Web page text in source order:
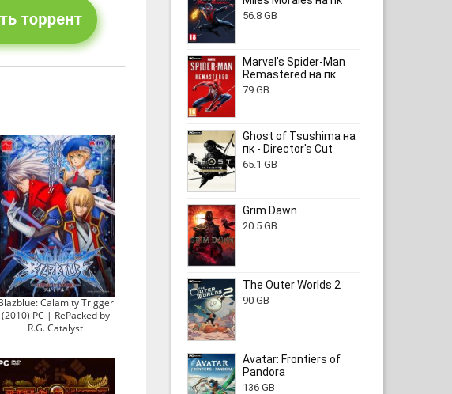
Calamity Trigger
(2010) PC | RePacked by
R.G. Catalyst
56.8 GB
Marvel’s Spider-Man
Remastered на пк
79 GB
Ghost of Tsushima на
пк - Director's Cut
65.1 GB
Grim Dawn
20.5 GB
The Outer Worlds 2
90 GB
Avatar: Frontiers of
Pandora
136 GB